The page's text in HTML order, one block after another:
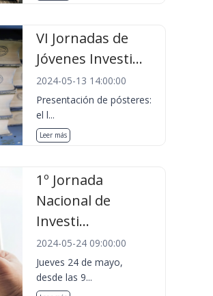
VI Jornadas de
Jóvenes Investi...
2024-05-13 14:00:00
Presentación de pósteres:
el l...
Leer más
1º Jornada
Nacional de
Investi...
2024-05-24 09:00:00
Jueves 24 de mayo,
desde las 9...